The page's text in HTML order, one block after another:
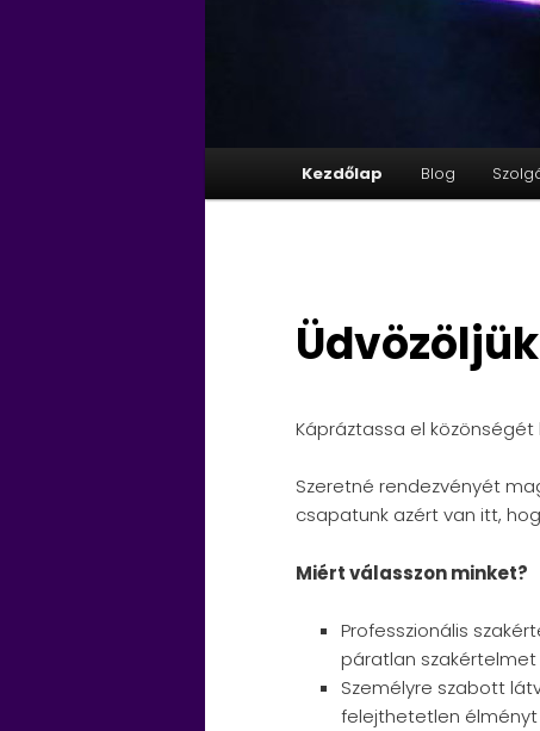
Kezdőlap Blog
Kápráztassa el
Szeretné rendezvényét
csapatunk azért van itt,
Miért válasszon minket?
Professzionális
páratlan szakértelmet
Személyre szabott
felejthetetlen élményt